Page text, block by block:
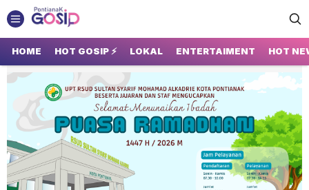
GOSIP PONTIANAK
Tempatnya Gosip Terupdate Pontianak
HOME HOT GOSIP ⚡ LOKAL ENTERTAIMENT HOT